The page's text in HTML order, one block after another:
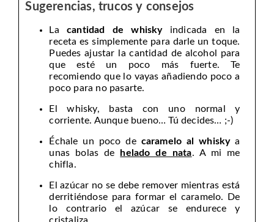
Sugerencias, trucos y consejos
Lacantidad de whiskyindicada en la
receta es simplemente para darle un toque.
Puedes ajustar la cantidad de alcohol para
que esté un poco más fuerte. Te
recomiendo que lo vayas añadiendo poco a
poco para no pasarte.
El whisky, basta con uno normal y
corriente. Aunque bueno… Tú decides… ;-)
Échale un poco de caramelo al whiskya
unas bolas de
helado de nata. A mi me
chifla.
El azúcar no se debe remover mientras está
derritiéndose para formar el caramelo. De
lo contrario el azúcar se endurece y